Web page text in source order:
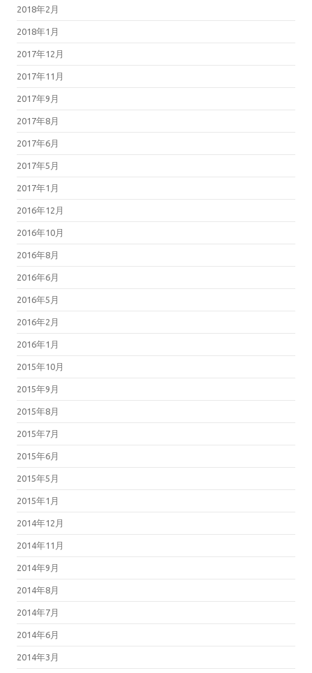
2018年2月
2018年1月
2017年12月
2017年11月
2017年9月
2017年8月
2017年6月
2017年5月
2017年1月
2016年12月
2016年10月
2016年8月
2016年6月
2016年5月
2016年2月
2016年1月
2015年10月
2015年9月
2015年8月
2015年7月
2015年6月
2015年5月
2015年1月
2014年12月
2014年11月
2014年9月
2014年8月
2014年7月
2014年6月
2014年3月